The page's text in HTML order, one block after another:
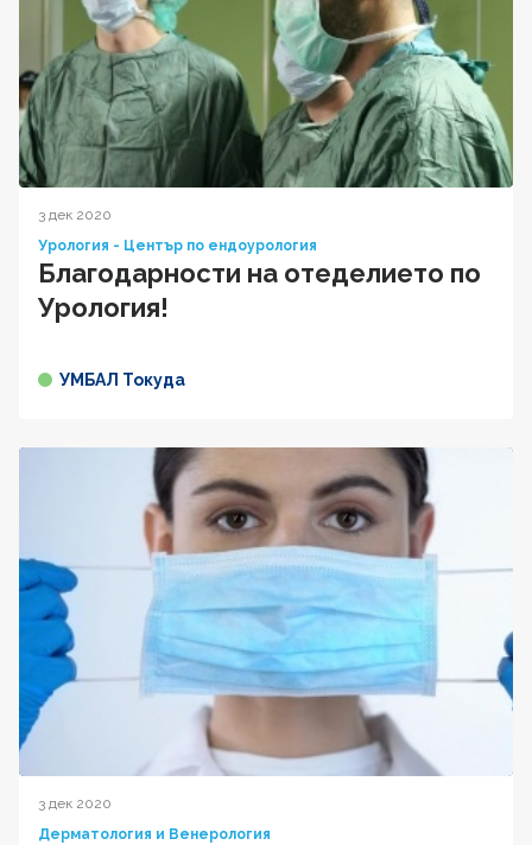
3 дек 2020
Урология - Център по ендоурология
Благодарности на отеделието по
Урология!
УМБАЛ Токуда
3 дек 2020
Дерматология и Венерология